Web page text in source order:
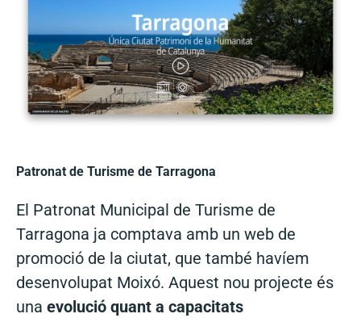
Patronat de Turisme de Tarragona
El Patronat Municipal de Turisme de
Tarragona ja comptava amb un web de
promoció de la ciutat, que també havíem
desenvolupat Moixó. Aquest nou projecte és
una evolució quant a capacitats